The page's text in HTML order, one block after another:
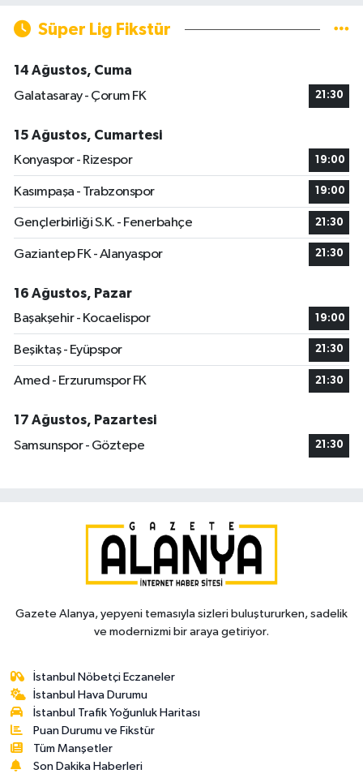
Süper Lig Fikstür
14 Ağustos, Cuma
Galatasaray - Çorum FK
21:30
15 Ağustos, Cumartesi
Konyaspor - Rizespor
19:00
Kasımpaşa - Trabzonspor 19:00
Gençlerbirliği S.K. - Fenerbahçe 21:30
Gaziantep FK - Alanyaspor 21:30
16 Ağustos, Pazar
Başakşehir - Kocaelispor
19:00
Beşiktaş - Eyüpspor 21:30
Amed - Erzurumspor FK 21:30
17 Ağustos, Pazartesi
Samsunspor - Göztepe
21:30
Gazete Alanya, yepyeni temasıyla sizleri buluştururken, sadelik
ve modernizmi bir araya getiriyor.
İstanbul Nöbetçi Eczaneler
İstanbul Hava Durumu
İstanbul Trafik Yoğunluk Haritası
Puan Durumu ve Fikstür
Tüm Manşetler
Son Dakika Haberleri